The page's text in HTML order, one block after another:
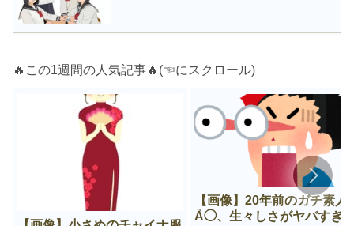
🔥この1週間の人気記事🔥(☜にスクロール)
【画像】20年前のガチ素人
Å◯、生々しさがヤバすぎ